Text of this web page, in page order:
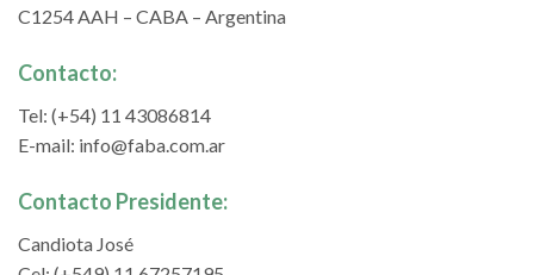
C1254 AAH – CABA – Argentina
Contacto:
Tel: (+54) 11 43086814
E-mail: info@faba.com.ar
Contacto Presidente:
Candiota José